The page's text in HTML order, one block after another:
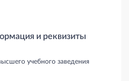
и реквизиты
учебного заведения